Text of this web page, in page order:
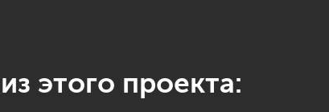
этого проекта: